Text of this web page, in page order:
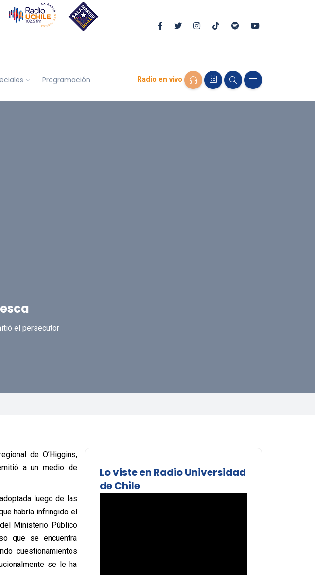
Programación Radio en vivo
el persecutor
de O’Higgins,
a un medio de
luego de las
habría infringido el
Ministerio Público
que se encuentra
cuestionamientos
se le ha
Lo viste en Radio Universidad
de Chile